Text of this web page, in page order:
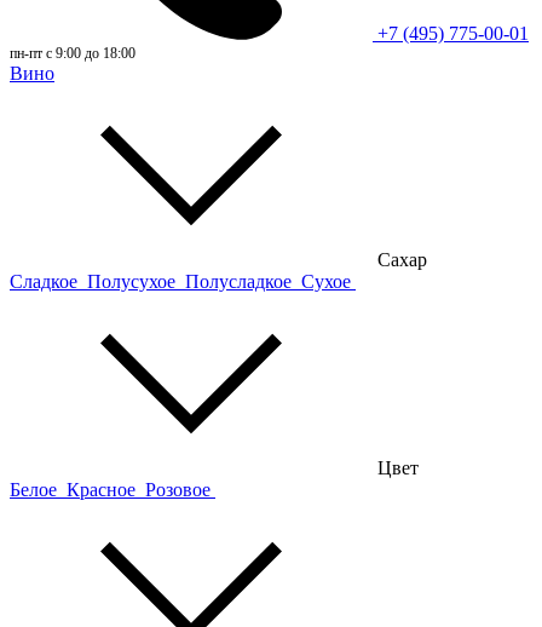
+7 (495) 775-00-01
пн-пт с 9:00 до 18:00
Вино
Сахар
Сладкое Полусухое Полусладкое Сухое
Цвет
Белое Красное Розовое